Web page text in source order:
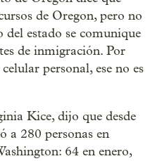
de Oregon, pero no
estado se comunique
de inmigración. Por
personal, ese no es
Kice, dijo que desde
a 280 personas en
64 en enero,